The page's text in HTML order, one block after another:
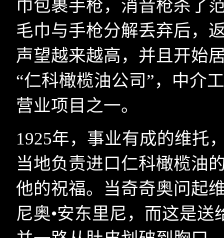
巾包裹手枪，消音枪杀了
毛巾与手枪分解丢弃后，
声望越来越高，并且开始
“仁科橄榄油公司”，中介
营业项目之一。
1925年，事业有成的维托
当地负责进口仁科橄榄油
他的祝福。当奇奇奥问起
尼奥•安东里尼，而这是